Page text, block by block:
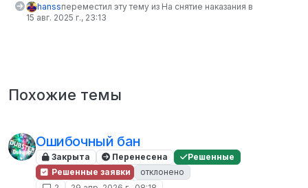
hanssпереместил эту тему из На снятие наказания в
15 авг. 2025 г., 23:13
Похожие темы
Ошибочный бан
Закрыта Перенесена
Решенные
Решенные заявки
отклонено